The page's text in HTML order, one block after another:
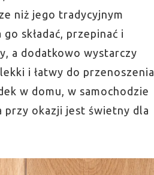
niż jego tradycyjnym
składać, przepinać i
a dodatkowo wystarczy
i łatwy do przenoszenia
w domu, w samochodzie
przy okazji jest świetny dla